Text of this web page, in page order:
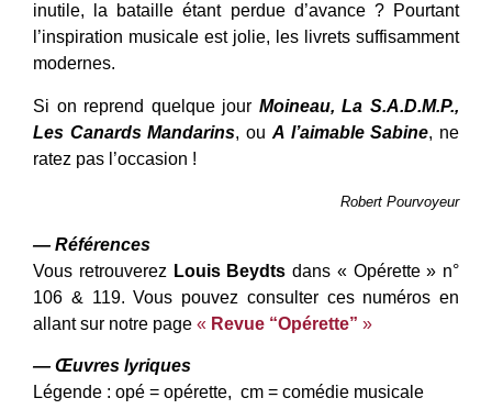
inutile, la bataille étant perdue d’avance ? Pourtant
l’inspiration musicale est jolie, les livrets suffisamment
modernes.
Si on reprend quelque jour Moineau, La S.A.D.M.P.,
Les Canards Mandarins, ou A l’aimable Sabine, ne
ratez pas l’occasion !
Robert Pourvoyeur
— Références
Vous retrouverez Louis Beydts dans « Opérette » n°
106 & 119. Vous pouvez consulter ces numéros en
allant sur notre page « Revue “Opérette” »
— Œuvres lyriques
Légende : opé = opérette, cm = comédie musicale